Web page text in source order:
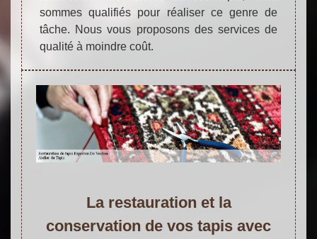
sommes qualifiés pour réaliser ce genre de
tâche. Nous vous proposons des services de
qualité à moindre coût.
La restauration et la
conservation de vos tapis avec